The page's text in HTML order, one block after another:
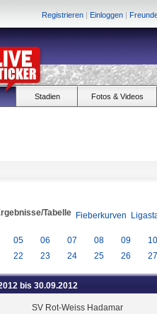
Registrieren | Einloggen |
Stadien Fotos & Videos
Tabelle Fieberkurven
05 06 07 08 09 10
22 23 24 25 26 27
bis 30.09.2012
SV Rot-Weiss Hadamar